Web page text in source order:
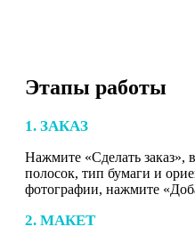
Этапы работы
1. ЗАКАЗ
Нажмите «Сделать заказ»,
полосок, тип бумаги и
фотографии, нажмите
2. МАКЕТ